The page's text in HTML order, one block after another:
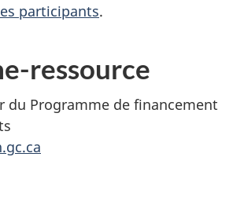
participants.
ressource
du Programme de financement